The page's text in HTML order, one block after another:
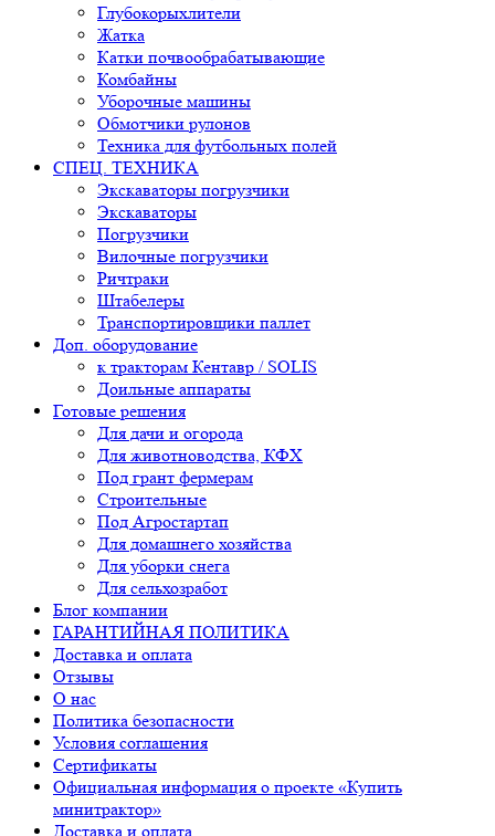
Глубокорыхлители
Жатка
Катки почвообрабатывающие
Комбайны
Уборочные машины
Обмотчики рулонов
Техника для футбольных полей
СПЕЦ. ТЕХНИКА
Экскаваторы погрузчики
Экскаваторы
Погрузчики
Вилочные погрузчики
Ричтраки
Штабелеры
Транспортировщики паллет
Доп. оборудование
к тракторам Кентавр / SOLIS
Доильные аппараты
Готовые решения
Для дачи и огорода
Для животноводства, КФХ
Под грант фермерам
Строительные
Под Агростартап
Для домашнего хозяйства
Для уборки снега
Для сельхозработ
Блог компании
ГАРАНТИЙНАЯ ПОЛИТИКА
Доставка и оплата
Отзывы
О нас
Политика безопасности
Условия соглашения
Сертификаты
Официальная информация о проекте «Купить
минитрактор»
Доставка и оплата